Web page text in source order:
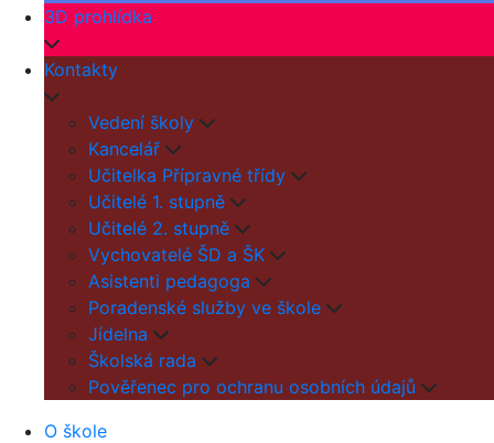
3D prohlídka
Kontakty
Vedení školy
Kancelář
Učitelka Přípravné třídy
Učitelé 1. stupně
Učitelé 2. stupně
Vychovatelé ŠD a ŠK
Asistenti pedagoga
Poradenské služby ve škole
Jídelna
Školská rada
Pověřenec pro ochranu osobních údajů
O škole